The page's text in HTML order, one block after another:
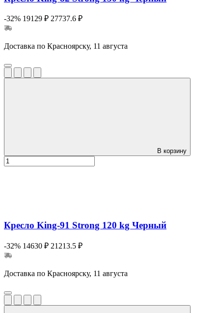
-32% 19129 ₽ 27737.6 ₽
Доставка по Красноярску, 11 августа
В корзину
Кресло King-91 Strong 120 kg Черный
-32% 14630 ₽ 21213.5 ₽
Доставка по Красноярску, 11 августа